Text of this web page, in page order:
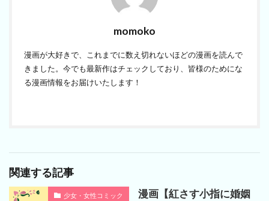
momoko
漫画が大好きで、これまでに数え切れないほどの漫画を読んで
きました。今でも最新作はチェックしており、皆様のためにな
る漫画情報をお届けいたします！
関連する記事
少女・女性コミック
漫画【紅さす小指に婚姻